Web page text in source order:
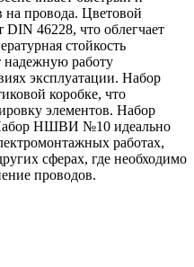
провода. Цветовой
DIN 46228, что облегчает
стойкость
надежную работу
эксплуатации. Набор
коробке, что
элементов. Набор
НШВИ №10 идеально
работах,
сферах, где необходимо
проводов.